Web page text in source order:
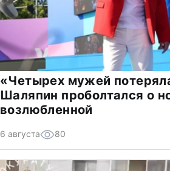
«Четырех мужей
Шаляпин проболтался о
возлюбленной
6 августа 80